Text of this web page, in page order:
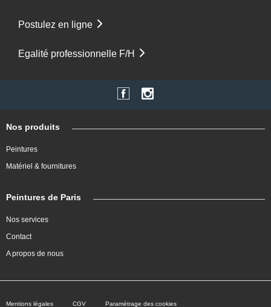
Postulez en ligne
Egalité professionnelle F/H
Nos produits
Peintures
Matériel & fournitures
Peintures de Paris
Nos services
Contact
A propos de nous
Mentions légales CGV Paramétrage des cookies